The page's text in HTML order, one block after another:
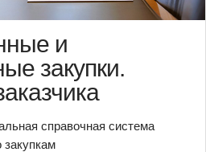
и
закупки.
справочная система
закупкам